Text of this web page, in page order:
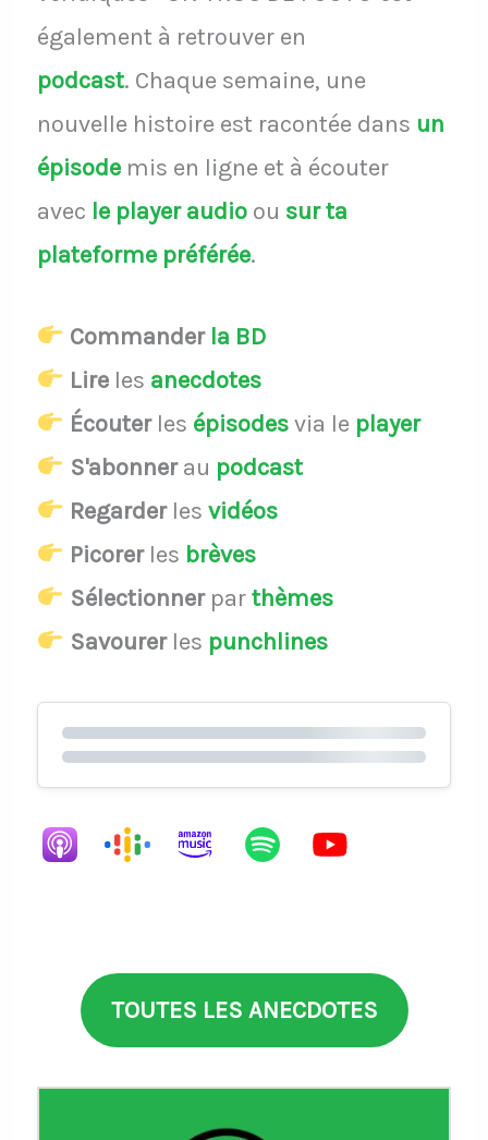
également à retrouver en
podcast. Chaque semaine, une
nouvelle histoire est racontée dans un
épisodemis en ligne et à écouter
avec le player audio ou sur ta
plateforme préférée.
Commander la BD
Lireles anecdotes
Écouterles épisodesvia le player
S'abonnerau podcast
Regarderles vidéos
Picorerles brèves
Sélectionnerparthèmes
Savourerles punchlines
TOUTES LES ANECDOTES